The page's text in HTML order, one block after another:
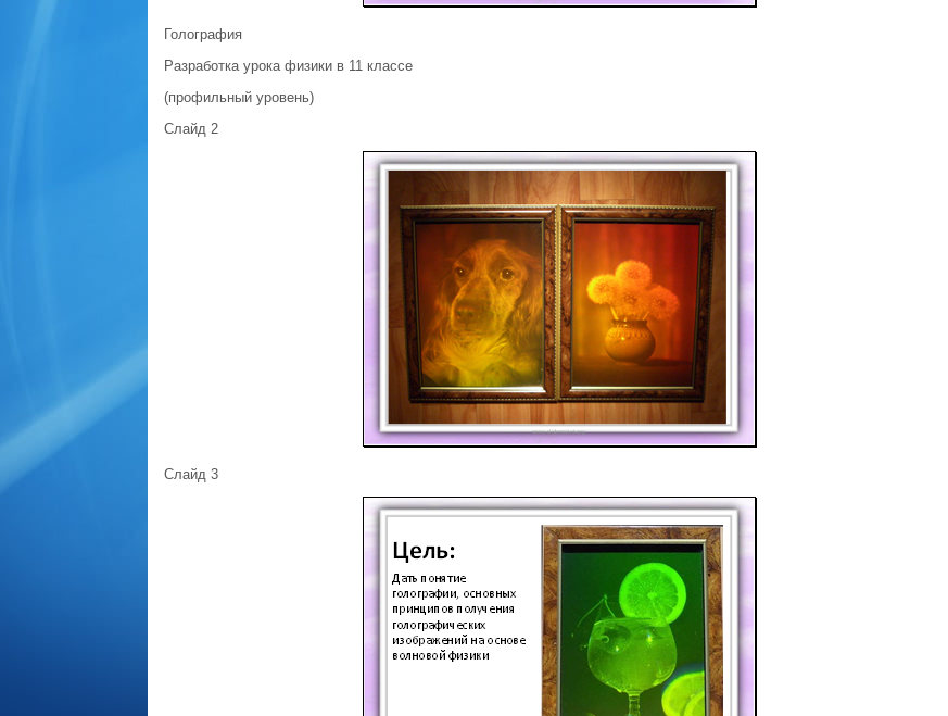
Голография
Разработка урока физики в 11 классе
(профильный уровень)
Слайд 2
Слайд 3